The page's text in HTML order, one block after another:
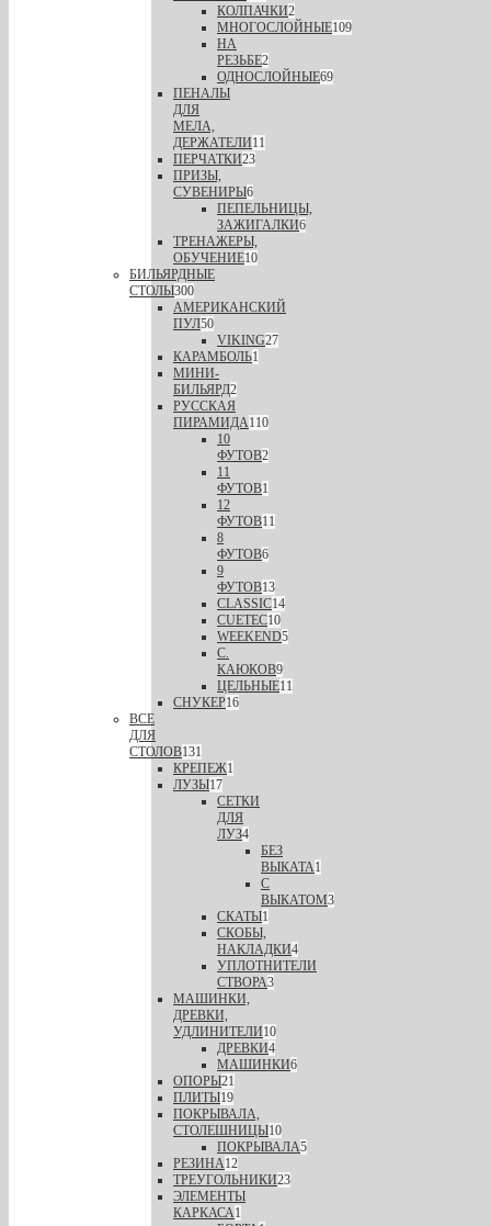
КОЛПАЧКИ2
МНОГОСЛОЙНЫЕ109
НА
РЕЗЬБЕ2
ОДНОСЛОЙНЫЕ69
ПЕНАЛЫ
ДЛЯ
МЕЛА,
ДЕРЖАТЕЛИ11
ПЕРЧАТКИ23
ПРИЗЫ,
СУВЕНИРЫ6
ПЕПЕЛЬНИЦЫ,
ЗАЖИГАЛКИ6
ТРЕНАЖЕРЫ,
ОБУЧЕНИЕ10
БИЛЬЯРДНЫЕ
СТОЛЫ300
АМЕРИКАНСКИЙ
ПУЛ50
VIKING27
КАРАМБОЛЬ1
МИНИ-
БИЛЬЯРД2
РУССКАЯ
ПИРАМИДА110
10
ФУТОВ2
11
ФУТОВ1
12
ФУТОВ11
8
ФУТОВ6
9
ФУТОВ13
CLASSIC14
CUETEC10
WEEKEND5
С.
КАЮКОВ9
ЦЕЛЬНЫЕ11
СНУКЕР16
ВСЕ
ДЛЯ
СТОЛОВ131
КРЕПЕЖ1
ЛУЗЫ17
СЕТКИ
ДЛЯ
ЛУЗ4
БЕЗ
ВЫКАТА1
С
ВЫКАТОМ3
СКАТЫ1
СКОБЫ,
НАКЛАДКИ4
УПЛОТНИТЕЛИ
СТВОРА3
МАШИНКИ,
ДРЕВКИ,
УДЛИНИТЕЛИ10
ДРЕВКИ4
МАШИНКИ6
ОПОРЫ21
ПЛИТЫ19
ПОКРЫВАЛА,
СТОЛЕШНИЦЫ10
ПОКРЫВАЛА5
РЕЗИНА12
ТРЕУГОЛЬНИКИ23
ЭЛЕМЕНТЫ
КАРКАСА1